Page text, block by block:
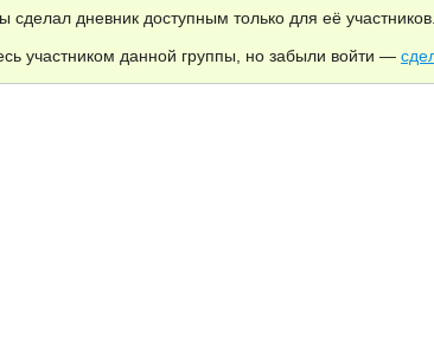
сделал дневник доступным только для её участников.
участником данной группы, но забыли войти —